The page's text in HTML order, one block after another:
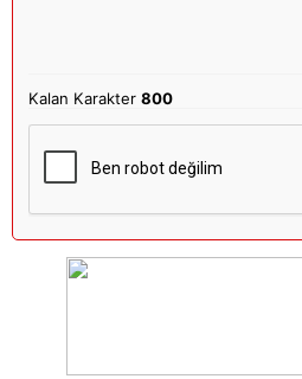
Kalan Karakter800